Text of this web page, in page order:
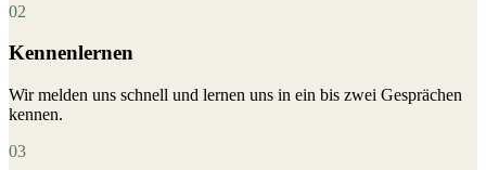
02
Kennenlernen
Wir melden uns schnell und lernen uns in ein bis zwei Gesprächen
kennen.
03